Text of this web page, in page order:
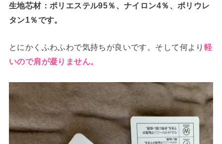
生地芯材：ポリエステル95％、ナイロン4％、ポリウレ
タン1％です。
とにかくふわふわで気持ちが良いです。そして何より 軽
いので肩が凝りません。